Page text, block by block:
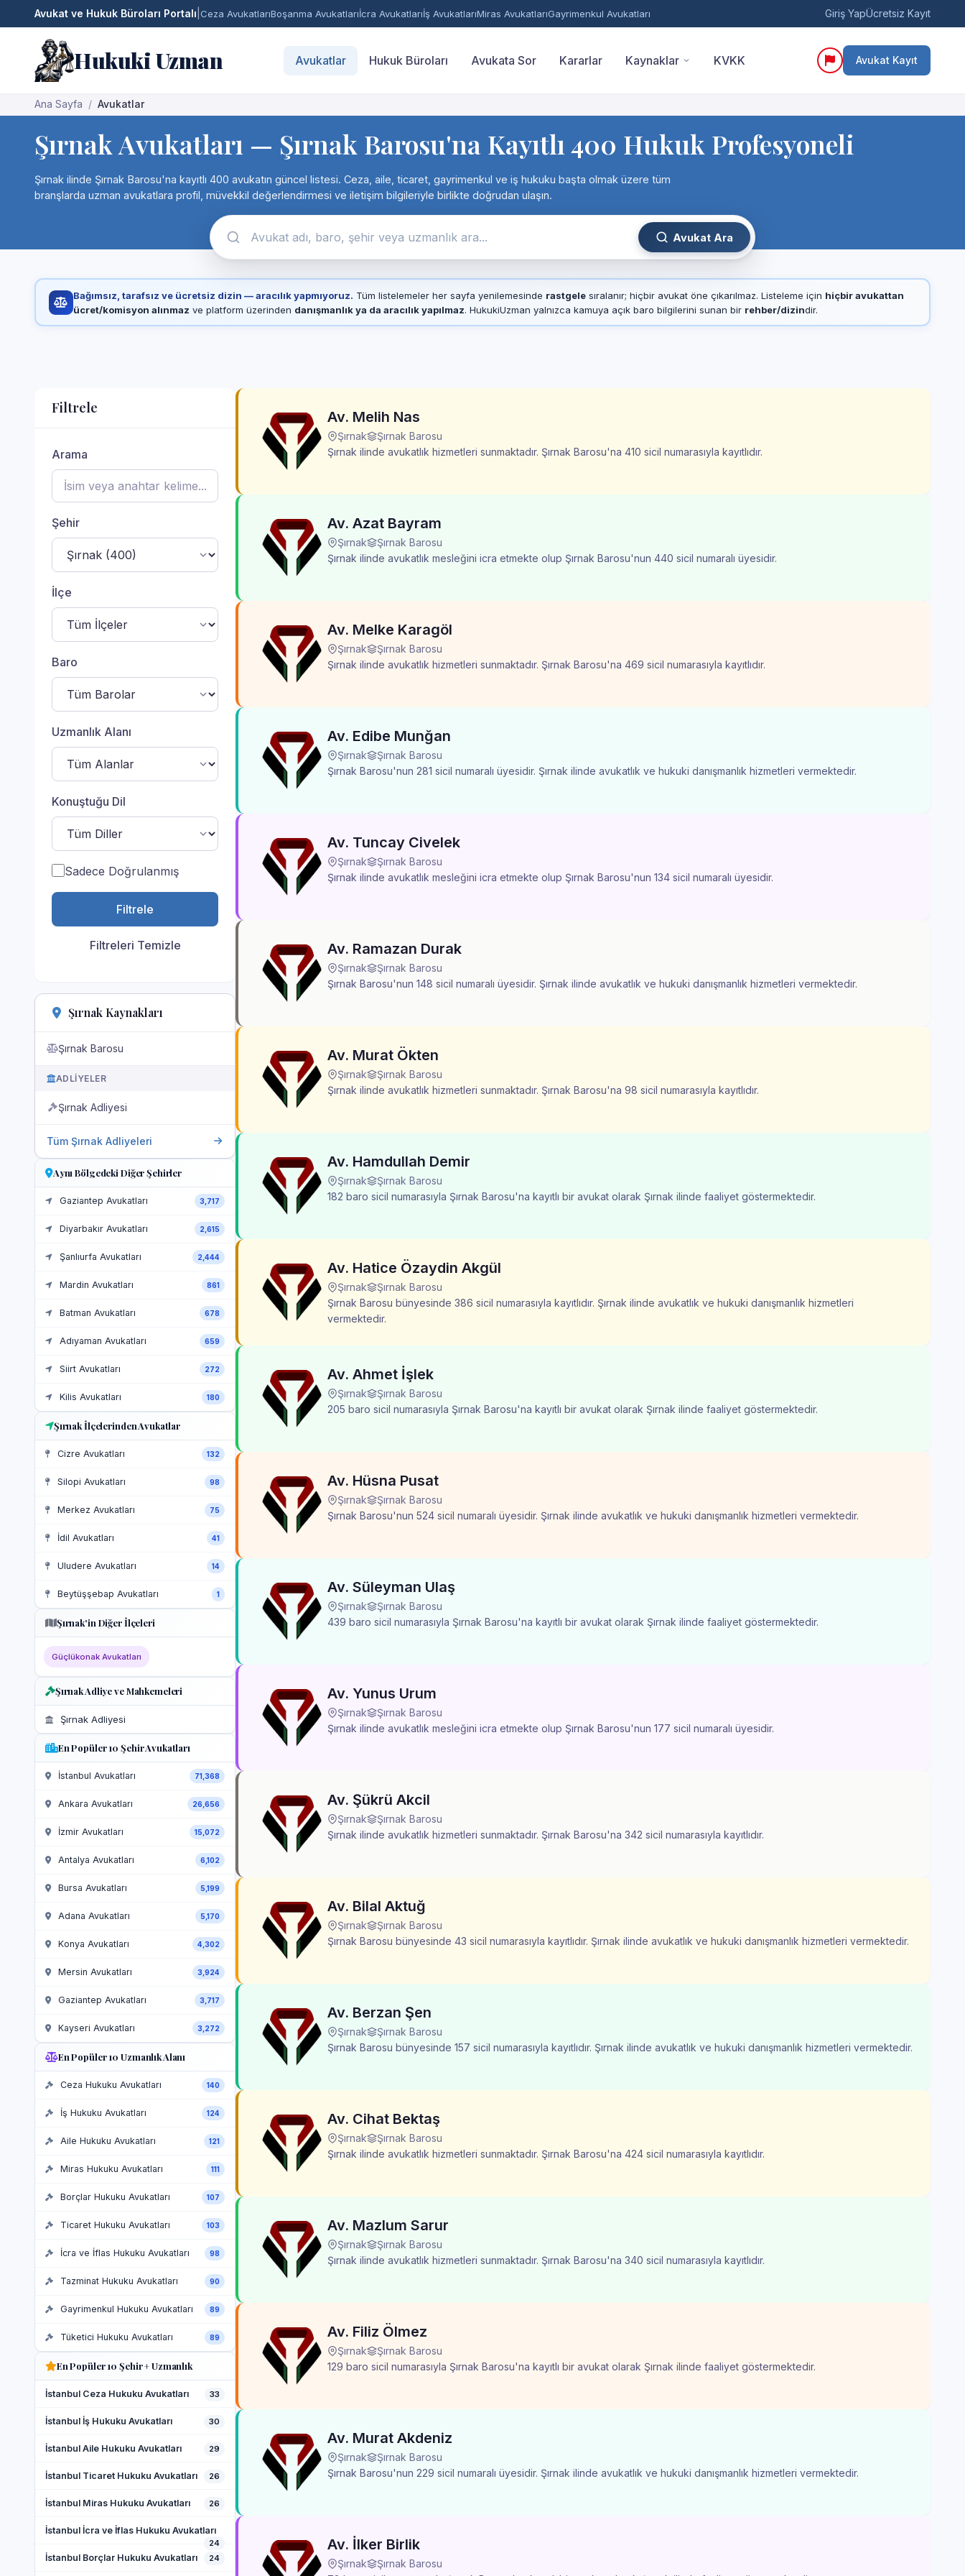
Avukat ve Hukuk Büroları Portalı Ceza AvukatlarıBoşanma Avukatlarıİcra Avukatlarıİş AvukatlarıMiras AvukatlarıGayrimenkul Avukatları Giriş YapÜcretsiz Kayıt
Hukuki Uzman Avukatlar Hukuk Büroları Avukata Sor Kararlar Kaynaklar KVKK Avukat Kayıt
Ana Sayfa Avukatlar
Şırnak Avukatları — Şırnak Barosu'na Kayıtlı 400 Hukuk Profesyoneli
Şırnak ilinde Şırnak Barosu'na kayıtlı 400 avukatın güncel listesi. Ceza, aile, ticaret, gayrimenkul ve iş hukuku başta olmak üzere tüm
branşlarda uzman avukatlara profil, müvekkil değerlendirmesi ve iletişim bilgileriyle birlikte doğrudan ulaşın.
Avukat Ara
Bağımsız, tarafsız ve ücretsiz dizin — aracılık yapmıyoruz. Tüm listelemeler her sayfa yenilemesinde rastgelesıralanır; hiçbir avukat öne çıkarılmaz. Listeleme için hiçbir avukattan
ücret/komisyon alınmaz ve platform üzerinden danışmanlık ya da aracılık yapılmaz. HukukiUzman yalnızca kamuya açık baro bilgilerini sunan bir rehber/dizindir.
Filtrele
Arama
Şehir
İlçe
Baro
Uzmanlık Alanı
Konuştuğu Dil
Sadece Doğrulanmış
Filtrele
Filtreleri Temizle
Şırnak Kaynakları
Şırnak Barosu
ADLIYELER
Şırnak Adliyesi
Tüm Şırnak Adliyeleri
Aynı Bölgedeki Diğer Şehirler
Gaziantep Avukatları 3,717
Diyarbakır Avukatları 2,615
Şanlıurfa Avukatları 2,444
Mardin Avukatları 861
Batman Avukatları 678
Adıyaman Avukatları 659
Siirt Avukatları 272
Kilis Avukatları 180
Şırnak İlçelerinden Avukatlar
Cizre Avukatları 132
Silopi Avukatları 98
Merkez Avukatları 75
İdil Avukatları 41
Uludere Avukatları 14
Beytüşşebap Avukatları 1
Şırnak'in Diğer İlçeleri
Güçlükonak Avukatları
Şırnak Adliye ve Mahkemeleri
Şırnak Adliyesi
En Popüler 10 Şehir Avukatları
İstanbul Avukatları 71,368
Ankara Avukatları 26,656
İzmir Avukatları 15,072
Antalya Avukatları 6,102
Bursa Avukatları 5,199
Adana Avukatları 5,170
Konya Avukatları 4,302
Mersin Avukatları 3,924
Gaziantep Avukatları 3,717
Kayseri Avukatları 3,272
En Popüler 10 Uzmanlık Alanı
Ceza Hukuku Avukatları 140
İş Hukuku Avukatları 124
Aile Hukuku Avukatları 121
Miras Hukuku Avukatları 111
Borçlar Hukuku Avukatları 107
Ticaret Hukuku Avukatları 103
İcra ve İflas Hukuku Avukatları 98
Tazminat Hukuku Avukatları 90
Gayrimenkul Hukuku Avukatları 89
Tüketici Hukuku Avukatları 89
En Popüler 10 Şehir + Uzmanlık
İstanbul Ceza Hukuku Avukatları 33
İstanbul İş Hukuku Avukatları 30
İstanbul Aile Hukuku Avukatları 29
İstanbul Ticaret Hukuku Avukatları 26
İstanbul Miras Hukuku Avukatları 26
İstanbul İcra ve İflas Hukuku Avukatları
24
İstanbul Borçlar Hukuku Avukatları 24
Av. Melih Nas
Şırnak
Şırnak Barosu
Şırnak ilinde avukatlık hizmetleri sunmaktadır. Şırnak Barosu'na 410 sicil numarasıyla kayıtlıdır.
Av. Azat Bayram
Şırnak
Şırnak Barosu
Şırnak ilinde avukatlık mesleğini icra etmekte olup Şırnak Barosu'nun 440 sicil numaralı üyesidir.
Av. Melke Karagöl
Şırnak
Şırnak Barosu
Şırnak ilinde avukatlık hizmetleri sunmaktadır. Şırnak Barosu'na 469 sicil numarasıyla kayıtlıdır.
Av. Edibe Munğan
Şırnak
Şırnak Barosu
Şırnak Barosu'nun 281 sicil numaralı üyesidir. Şırnak ilinde avukatlık ve hukuki danışmanlık hizmetleri vermektedir.
Av. Tuncay Civelek
Şırnak
Şırnak Barosu
Şırnak ilinde avukatlık mesleğini icra etmekte olup Şırnak Barosu'nun 134 sicil numaralı üyesidir.
Av. Ramazan Durak
Şırnak
Şırnak Barosu
Şırnak Barosu'nun 148 sicil numaralı üyesidir. Şırnak ilinde avukatlık ve hukuki danışmanlık hizmetleri vermektedir.
Av. Murat Ökten
Şırnak
Şırnak Barosu
Şırnak ilinde avukatlık hizmetleri sunmaktadır. Şırnak Barosu'na 98 sicil numarasıyla kayıtlıdır.
Av. Hamdullah Demir
Şırnak
Şırnak Barosu
182 baro sicil numarasıyla Şırnak Barosu'na kayıtlı bir avukat olarak Şırnak ilinde faaliyet göstermektedir.
Av. Hatice Özaydin Akgül
Şırnak
Şırnak Barosu
Şırnak Barosu bünyesinde 386 sicil numarasıyla kayıtlıdır. Şırnak ilinde avukatlık ve hukuki danışmanlık hizmetleri
vermektedir.
Av. Ahmet İşlek
Şırnak
Şırnak Barosu
205 baro sicil numarasıyla Şırnak Barosu'na kayıtlı bir avukat olarak Şırnak ilinde faaliyet göstermektedir.
Av. Hüsna Pusat
Şırnak
Şırnak Barosu
Şırnak Barosu'nun 524 sicil numaralı üyesidir. Şırnak ilinde avukatlık ve hukuki danışmanlık hizmetleri vermektedir.
Av. Süleyman Ulaş
Şırnak
Şırnak Barosu
439 baro sicil numarasıyla Şırnak Barosu'na kayıtlı bir avukat olarak Şırnak ilinde faaliyet göstermektedir.
Av. Yunus Urum
Şırnak
Şırnak Barosu
Şırnak ilinde avukatlık mesleğini icra etmekte olup Şırnak Barosu'nun 177 sicil numaralı üyesidir.
Av. Şükrü Akcil
Şırnak
Şırnak Barosu
Şırnak ilinde avukatlık hizmetleri sunmaktadır. Şırnak Barosu'na 342 sicil numarasıyla kayıtlıdır.
Av. Bilal Aktuğ
Şırnak
Şırnak Barosu
Şırnak Barosu bünyesinde 43 sicil numarasıyla kayıtlıdır. Şırnak ilinde avukatlık ve hukuki danışmanlık hizmetleri vermektedir.
Av. Berzan Şen
Şırnak
Şırnak Barosu
Şırnak Barosu bünyesinde 157 sicil numarasıyla kayıtlıdır. Şırnak ilinde avukatlık ve hukuki danışmanlık hizmetleri vermektedir.
Av. Cihat Bektaş
Şırnak
Şırnak Barosu
Şırnak ilinde avukatlık hizmetleri sunmaktadır. Şırnak Barosu'na 424 sicil numarasıyla kayıtlıdır.
Av. Mazlum Sarur
Şırnak
Şırnak Barosu
Şırnak ilinde avukatlık hizmetleri sunmaktadır. Şırnak Barosu'na 340 sicil numarasıyla kayıtlıdır.
Av. Filiz Ölmez
Şırnak
Şırnak Barosu
129 baro sicil numarasıyla Şırnak Barosu'na kayıtlı bir avukat olarak Şırnak ilinde faaliyet göstermektedir.
Av. Murat Akdeniz
Şırnak
Şırnak Barosu
Şırnak Barosu'nun 229 sicil numaralı üyesidir. Şırnak ilinde avukatlık ve hukuki danışmanlık hizmetleri vermektedir.
Av. İlker Birlik
Şırnak
Şırnak Barosu